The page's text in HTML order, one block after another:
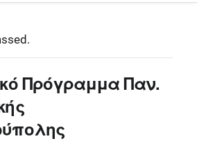
Πρόγραμμα Παν.